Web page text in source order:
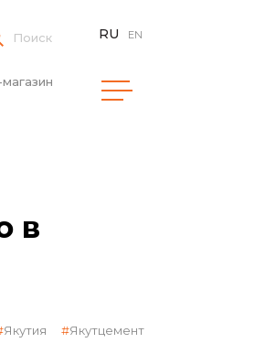
Поиск RU EN
в
Якутия Якутцемент